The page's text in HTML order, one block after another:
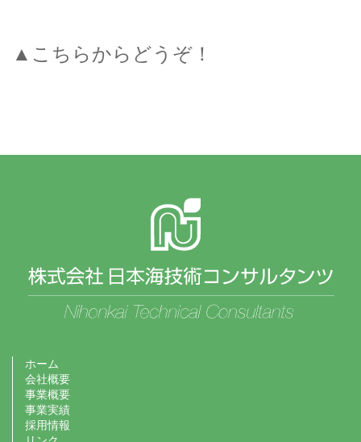
▲こちらからどうぞ！
ホーム
会社概要
事業概要
事業実績
採用情報